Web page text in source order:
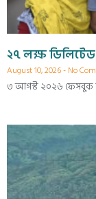
২৭ লক্ষ
August 10, 2026 No
৩ আগস্ট ২০২৬ ফেসবুক